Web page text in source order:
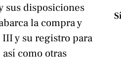
sus disposiciones
la compra y
y su registro para
como otras